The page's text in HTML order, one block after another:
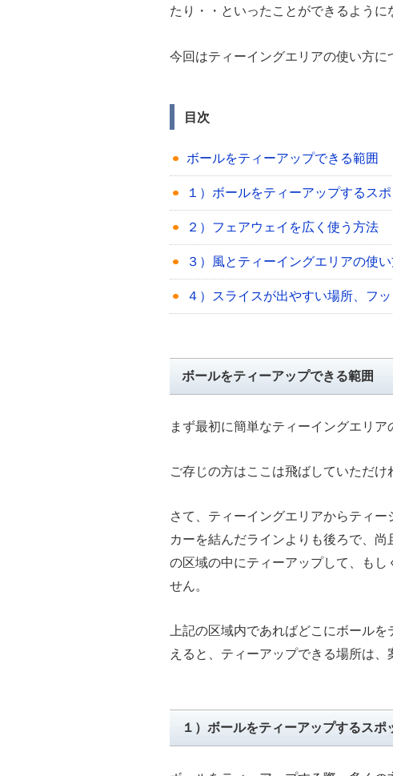
たり・・といったことができるように
今回はティーイングエリアの使い方に
目次
ボールをティーアップできる範囲
１）ボールをティーアップするス
２）フェアウェイを広く使う方法
３）風とティーイングエリアの使
４）スライスが出やすい場所、フ
ボールをティーアップできる範囲
まず最初に簡単なティーイングエリア
ご存じの方はここは飛ばしていただけ
さて、ティーイングエリアからティ
カーを結んだラインよりも後ろで、
の区域の中にティーアップして、も
せん。
上記の区域内であればどこにボール
えると、ティーアップできる場所は、
１）ボールをティーアップするスポ